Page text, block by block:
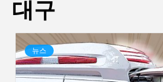
대구
뉴스